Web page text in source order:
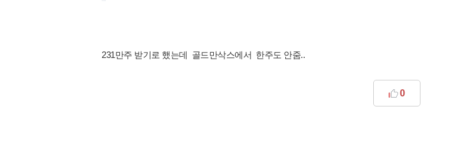
231만주 받기로 했는데 골드만삭스에서 한주도 안줌..
0